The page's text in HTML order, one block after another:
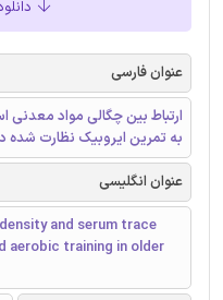
عنوان فارسی
ارتباط بین چگالی مواد
به تمرین ایروبیک نظارت شده
عنوان انگلیسی
and serum trace
aerobic training in older